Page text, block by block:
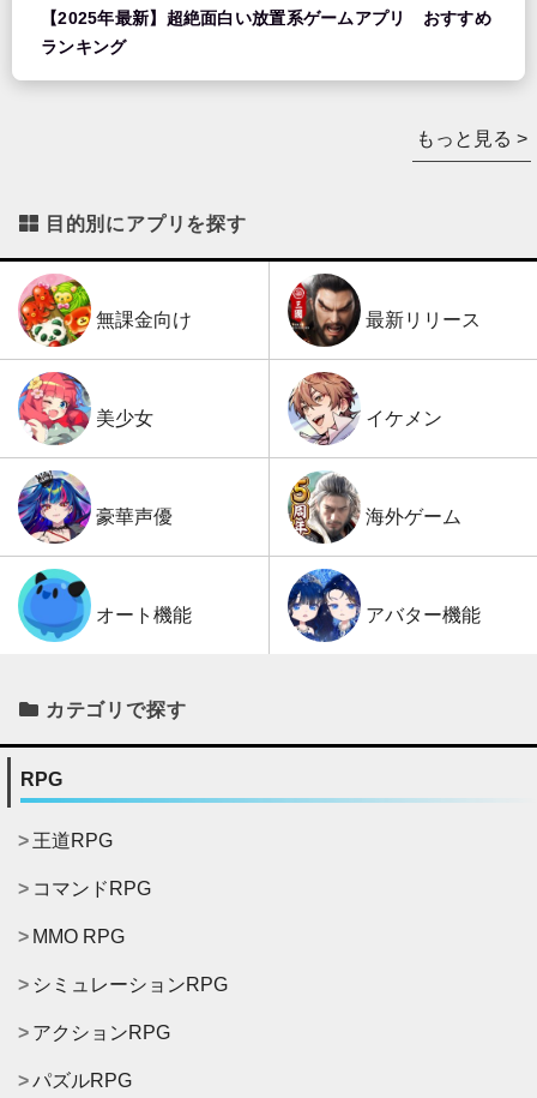
【2025年最新】超絶面白い放置系ゲームアプリ おすすめ
ランキング
もっと見る >
目的別にアプリを探す
無課金向け 最新リリース
美少女 イケメン
豪華声優 海外ゲーム
オート機能 アバター機能
カテゴリで探す
RPG
王道RPG
コマンドRPG
MMO RPG
シミュレーションRPG
アクションRPG
パズルRPG